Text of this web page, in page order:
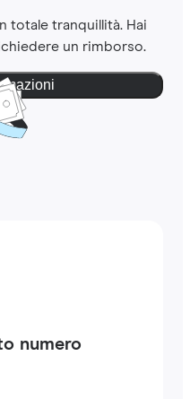
totale tranquillità. Hai
un rimborso.
numero